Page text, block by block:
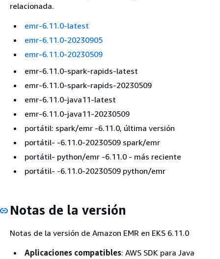
relacionada.
emr-6.11.0-latest
emr-6.11.0-20230905
emr-6.11.0-20230509
emr-6.11.0-spark-rapids-latest
emr-6.11.0-spark-rapids-20230509
emr-6.11.0-java11-latest
emr-6.11.0-java11-20230509
portátil: spark/emr -6.11.0, última versión
portátil- -6.11.0-20230509 spark/emr
portátil- python/emr -6.11.0 - más reciente
portátil- -6.11.0-20230509 python/emr
Notas de la versión
Notas de la versión de Amazon EMR en EKS 6.11.0
Aplicaciones compatibles: AWS SDK para Java